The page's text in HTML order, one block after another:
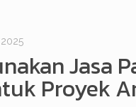
Jasa
Proyek